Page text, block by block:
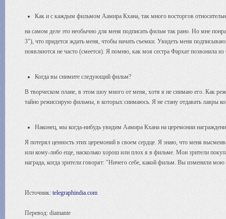
Как и с каждым фильмом Аамира Кхана, так много восторгов
на самом деле это необычно для меня подписать фильм так рано. Но мне
3"), что придется ждать меня, чтобы начать съемки. Увидеть меня
появляются не часто (смеется). Я помню, как моя сестра Фархат позвонила
Когда вы снимите следующий фильм?
В творческом плане, в этом шоу много от меня, хотя я не снимаю его. Как
тайно режиссирую фильмы, в которых снимаюсь. Я не стану отдавать лавры
Наконец, мы когда-нибудь увидим Аамира Кхана на церемонии
Я потерял ценность этих церемоний в своем сердце. Я знаю, что меня
или кому-либо еще, насколько хорош или плох я в фильме. Мои зрители
награда, когда зрители говорят: "Ничего себе, какой фильм. Вы изменили
Источник: telegraphindia.com
Перевод: diamante